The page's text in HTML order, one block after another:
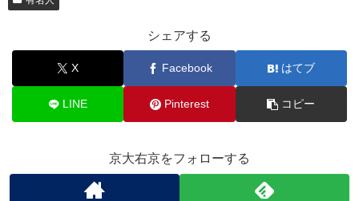
シェアする
X Facebook はてブ
LINE Pinterest コピー
京大右京をフォローする